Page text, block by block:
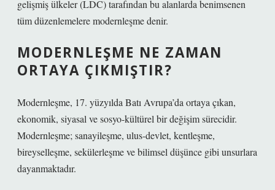
gelişmiş ülkeler (LDC) tarafından bu alanlarda benimsenen
tüm düzenlemelere modernleşme denir.
MODERNLEŞME NE ZAMAN
ORTAYA ÇIKMIŞTIR?
Modernleşme, 17. yüzyılda Batı Avrupa’da ortaya çıkan,
ekonomik, siyasal ve sosyo-kültürel bir değişim sürecidir.
Modernleşme; sanayileşme, ulus-devlet, kentleşme,
bireyselleşme, sekülerleşme ve bilimsel düşünce gibi unsurlara
dayanmaktadır.